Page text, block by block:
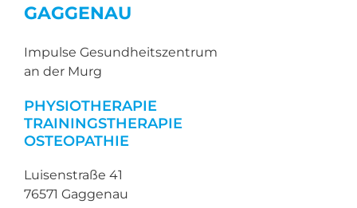
GAGGENAU
Impulse Gesundheitszentrum
an der Murg
PHYSIOTHERAPIE
TRAININGSTHERAPIE
OSTEOPATHIE
Luisenstraße 41
76571 Gaggenau